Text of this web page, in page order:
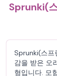
Sprunki(
Sprunki(스
감을 받은 오
형입니다. 모